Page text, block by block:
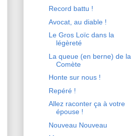
Record battu !
Avocat, au diable !
Le Gros Loïc dans la
légèreté
La queue (en berne) de la
Comète
Honte sur nous !
Repéré !
Allez raconter ça à votre
épouse !
Nouveau Nouveau